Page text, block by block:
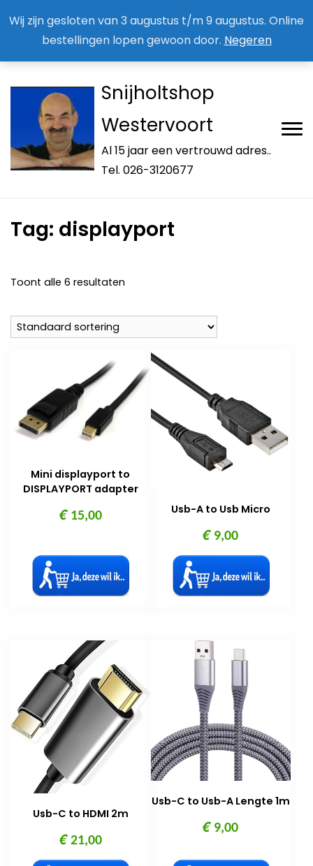
Wij zijn gesloten van 3 augustus t/m 9 augustus. Online
bestellingen lopen gewoon door. Negeren
Snijholtshop
Westervoort
Al 15 jaar een vertrouwd adres..
Tel. 026-3120677
Tag: displayport
Toont alle 6 resultaten
Mini displayport to
DISPLAYPORT adapter
€15,00 Usb-A to Usb Micro
€9,00
Usb-C to HDMI 2m
€21,00
Usb-C to Usb-A Lengte 1m
€9,00